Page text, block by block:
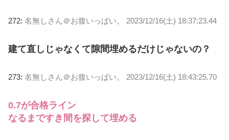
272: 名無しさん＠お腹いっぱい。 2023/12/16(土) 18:37:23.44
建て直しじゃなくて隙間埋めるだけじゃないの？
273: 名無しさん＠お腹いっぱい。 2023/12/16(土) 18:43:25.70
0.7が合格ライン
なるまですき間を探して埋める